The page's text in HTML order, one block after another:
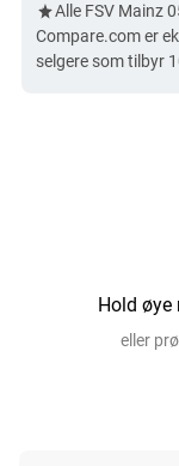
Alle FSV Mainz
Compare.com er
selgere som tilbyr
Hold øye
eller